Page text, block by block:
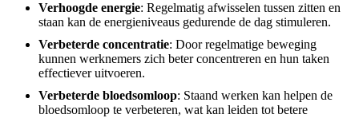
Verhoogde energie: Regelmatig afwisselen tussen zitten en
staan kan de energieniveaus gedurende de dag stimuleren.
Verbeterde concentratie: Door regelmatige beweging
kunnen werknemers zich beter concentreren en hun taken
effectiever uitvoeren.
Verbeterde bloedsomloop: Staand werken kan helpen de
bloedsomloop te verbeteren, wat kan leiden tot betere